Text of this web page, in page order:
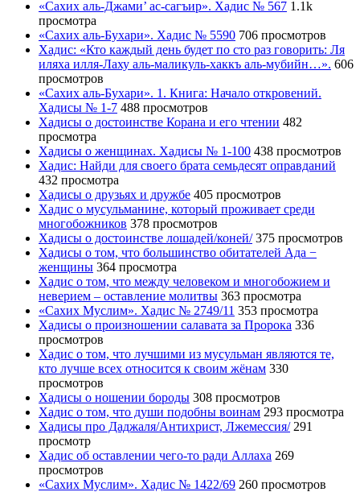
«Сахих аль-Джами’ ас-сагъир». Хадис № 567 1.1k
просмотра
«Сахих аль-Бухари». Хадис № 5590 706 просмотров
Хадис: «Кто каждый день будет по сто раз говорить: Ля
иляха илля-Лаху аль-маликуль-хаккъ аль-мубийн…». 606
просмотров
«Сахих аль-Бухари». 1. Книга: Начало откровений.
Хадисы № 1-7 488 просмотров
Хадисы о достоинстве Корана и его чтении 482
просмотра
Хадисы о женщинах. Хадисы № 1-100 438 просмотров
Хадис: Найди для своего брата семьдесят оправданий
432 просмотра
Хадисы о друзьях и дружбе 405 просмотров
Хадис о мусульманине, который проживает среди
многобожников 378 просмотров
Хадисы о достоинстве лошадей/коней/ 375 просмотров
Хадисы о том, что большинство обитателей Ада −
женщины 364 просмотра
Хадис о том, что между человеком и многобожием и
неверием – оставление молитвы 363 просмотра
«Сахих Муслим». Хадис № 2749/11 353 просмотра
Хадисы о произношении салавата за Пророка 336
просмотров
Хадис о том, что лучшими из мусульман являются те,
кто лучше всех относится к своим жёнам 330
просмотров
Хадисы о ношении бороды 308 просмотров
Хадис о том, что души подобны воинам 293 просмотра
Хадисы про Даджаля/Антихрист, Лжемессия/ 291
просмотр
Хадис об оставлении чего-то ради Аллаха 269
просмотров
«Сахих Муслим». Хадис № 1422/69 260 просмотров